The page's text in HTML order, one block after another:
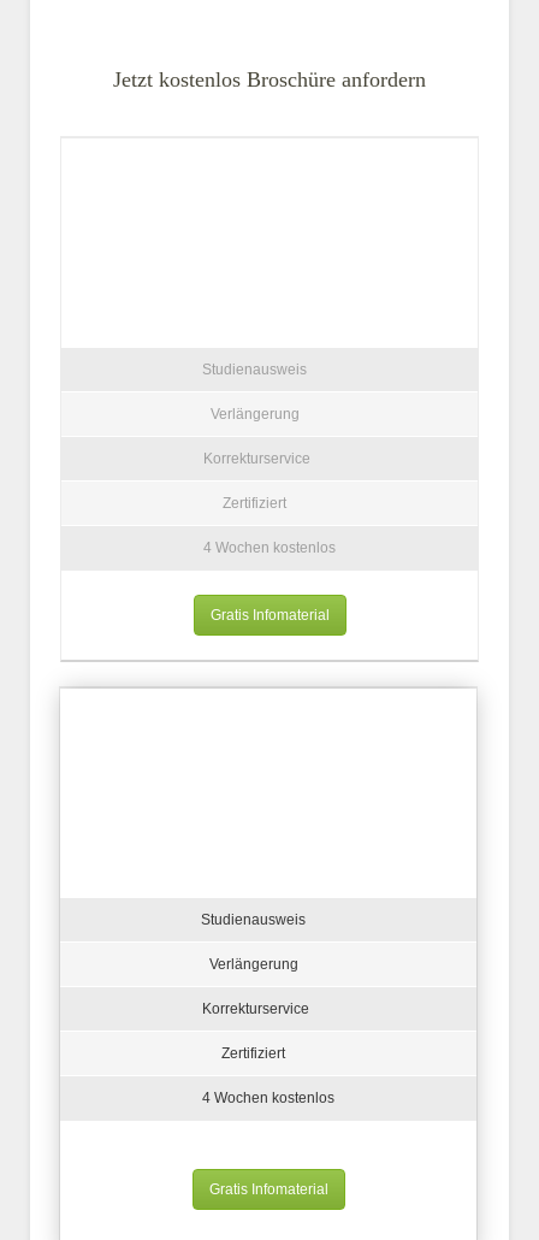
Jetzt kostenlos Broschüre anfordern
Studienausweis
Verlängerung
Korrekturservice
Zertifiziert
4 Wochen kostenlos
Gratis Infomaterial
Studienausweis
Verlängerung
Korrekturservice
Zertifiziert
4 Wochen kostenlos
Gratis Infomaterial